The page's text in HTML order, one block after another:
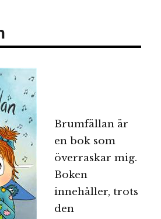
Brumfällan är
en bok som
överraskar mig.
Boken
innehåller, trots
den